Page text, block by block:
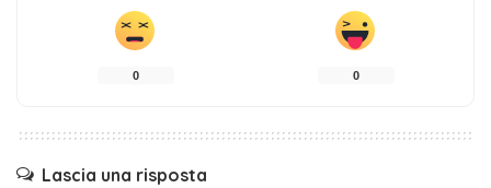
0 0
Lascia una risposta